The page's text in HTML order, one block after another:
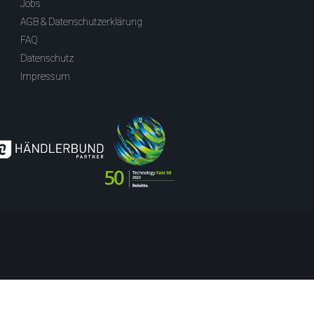
Jobs
AGB & Datenschutzerklärung
FAQ
Datenschutz
Impressum